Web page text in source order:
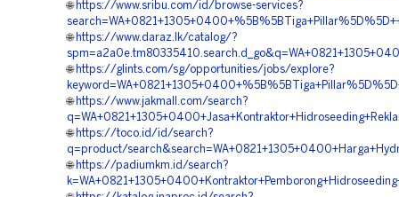
🌐 https://www.sribu.com/id/browse-services?
🌐 https://www.daraz.lk/catalog/?
🌐 https://glints.com/sg/opportunities/jobs/explore?
🌐 https://www.jakmall.com/search?
🌐 https://toco.id/id/search?
q=product/
🌐 https://padiumkm.id/search?